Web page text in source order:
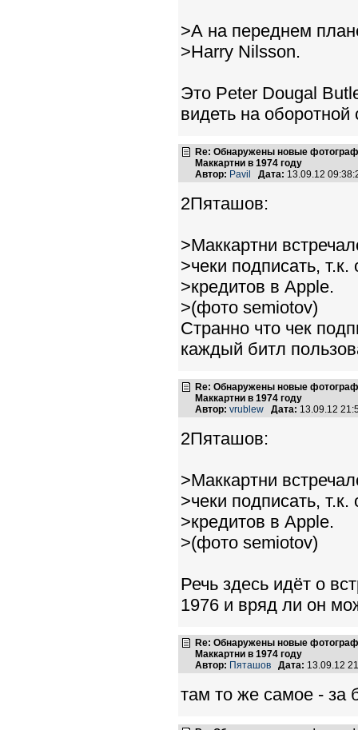
>А на переднем
>Harry Nilsson.
Это Peter Dougal
видеть на
Re: Обнаружены новые
Маккартни в 1974 году
Автор: Pavil Дата: 13.09.12
2Пяташов:
>Маккартни
>чеки подписать,
>кредитов в Apple.
>(фото semiotov)
Странно что чек
каждый битл
Re: Обнаружены новые
Маккартни в 1974 году
Автор: vrublew Дата: 13.09.12
2Пяташов:
>Маккартни
>чеки подписать,
>кредитов в Apple.
>(фото semiotov)
Речь здесь идёт о
1976 и вряд ли он
Re: Обнаружены новые
Маккартни в 1974 году
Автор: Пяташов Дата: 13.09.12
там то же самое - за